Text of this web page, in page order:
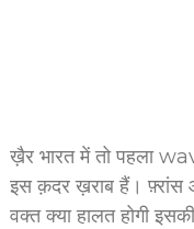
ख़ैर भारत में तो पहला
इस क़दर ख़राब हैं।
वक्त क्या हालत होगी